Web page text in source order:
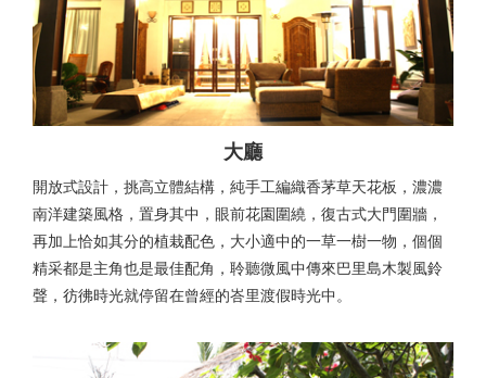
大廳
開放式設計，挑高立體結構，純手工編織香茅草天花板，濃濃
南洋建築風格，置身其中，眼前花園圍繞，復古式大門圍牆，
再加上恰如其分的植栽配色，大小適中的一草一樹一物，個個
精采都是主角也是最佳配角，聆聽微風中傳來巴里島木製風鈴
聲，彷彿時光就停留在曾經的峇里渡假時光中。